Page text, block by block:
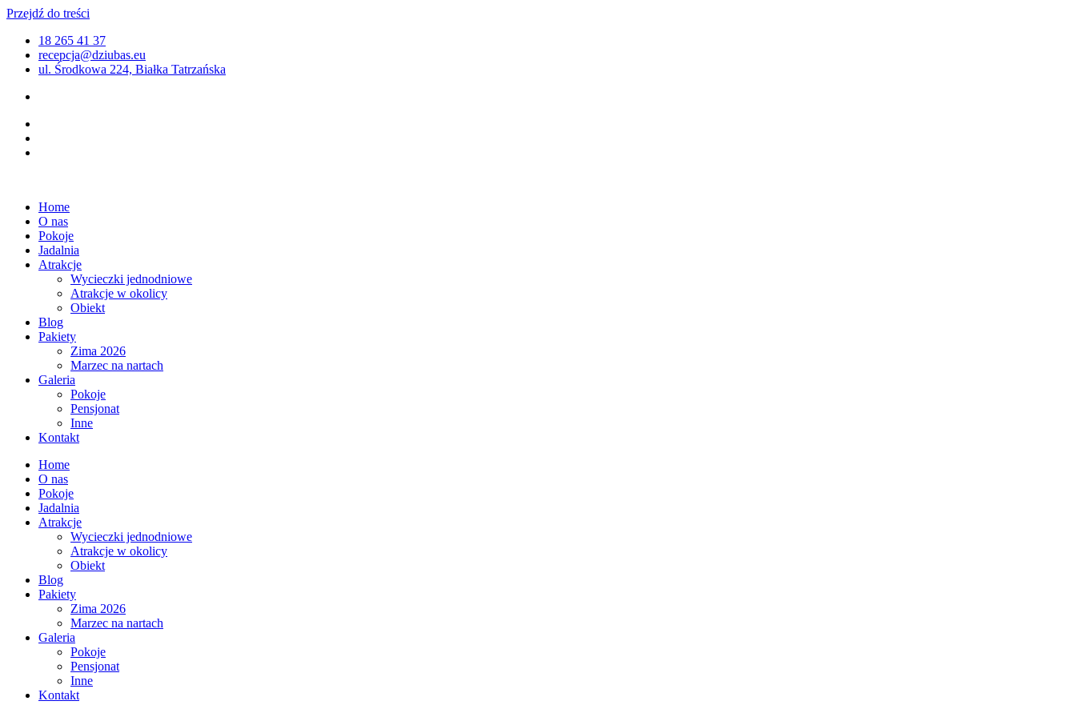
Przejdź do treści
18 265 41 37
recepcja@dziubas.eu
ul. Środkowa 224, Białka Tatrzańska
Home
O nas
Pokoje
Jadalnia
Atrakcje
Wycieczki jednodniowe
Atrakcje w okolicy
Obiekt
Blog
Pakiety
Zima 2026
Marzec na nartach
Galeria
Pokoje
Pensjonat
Inne
Kontakt
Home
O nas
Pokoje
Jadalnia
Atrakcje
Wycieczki jednodniowe
Atrakcje w okolicy
Obiekt
Blog
Pakiety
Zima 2026
Marzec na nartach
Galeria
Pokoje
Pensjonat
Inne
Kontakt